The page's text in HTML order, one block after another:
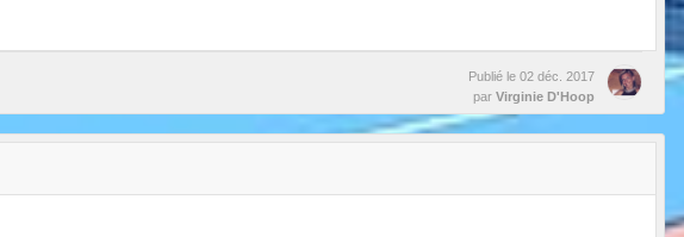
Publié le 02 déc. 2017
par Virginie D'Hoop